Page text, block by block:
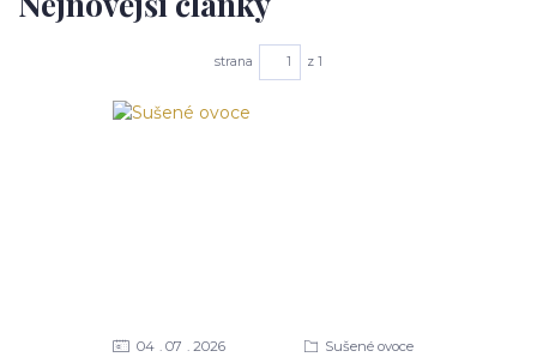
strana z 1
04 07 2026 Sušené ovoce